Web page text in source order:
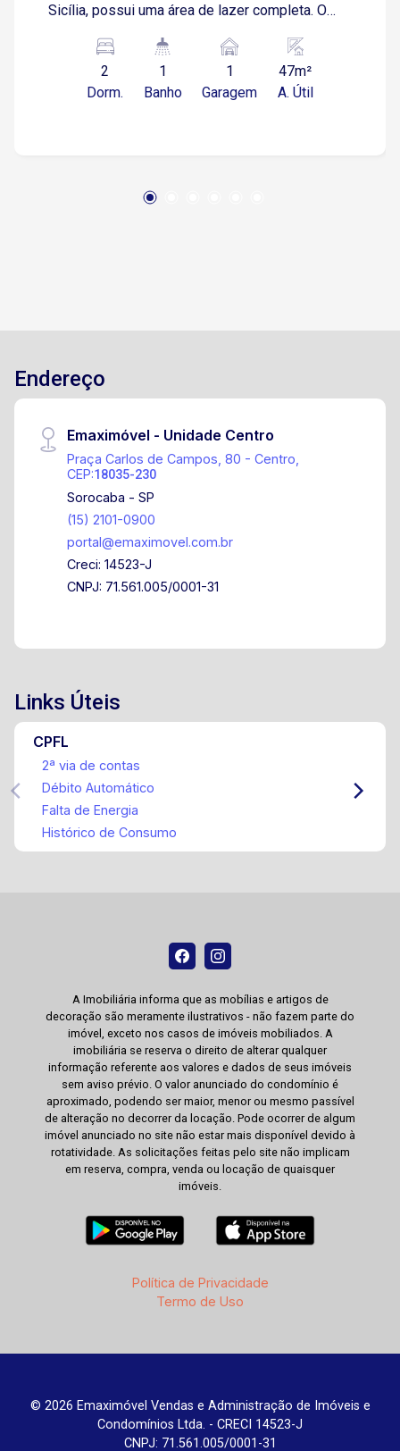
Sicília, possui uma área de lazer completa. O
salão de festas, churrasqueira, playground,
espaço kids, salão de jogos e portaria 24 horas.
2
Dorm.
1
Banho
1
Garagem
47m²
A. Útil
Endereço
Emaximóvel - Unidade Centro
Praça Carlos de Campos, 80 - Centro,
CEP:18035-230
Sorocaba - SP
(15) 2101-0900
portal@emaximovel.com.br
Creci: 14523-J
CNPJ: 71.561.005/0001-31
Links Úteis
CPFL
2ª via de contas
Débito Automático
Falta de Energia
Histórico de Consumo
A Imobiliária informa que as mobílias e artigos de
decoração são meramente ilustrativos - não fazem parte do
imóvel, exceto nos casos de imóveis mobiliados. A
imobiliária se reserva o direito de alterar qualquer
informação referente aos valores e dados de seus imóveis
sem aviso prévio. O valor anunciado do condomínio é
aproximado, podendo ser maior, menor ou mesmo passível
de alteração no decorrer da locação. Pode ocorrer de algum
imóvel anunciado no site não estar mais disponível devido à
rotatividade. As solicitações feitas pelo site não implicam
em reserva, compra, venda ou locação de quaisquer
imóveis.
Política de Privacidade
Termo de Uso
© 2026 Emaximóvel Vendas e Administração de Imóveis e
Condomínios Ltda. - CRECI 14523-J
CNPJ: 71.561.005/0001-31